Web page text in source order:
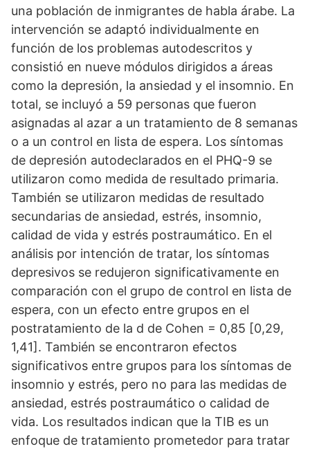
una población de inmigrantes de habla árabe. La
intervención se adaptó individualmente en
función de los problemas autodescritos y
consistió en nueve módulos dirigidos a áreas
como la depresión, la ansiedad y el insomnio. En
total, se incluyó a 59 personas que fueron
asignadas al azar a un tratamiento de 8 semanas
o a un control en lista de espera. Los síntomas
de depresión autodeclarados en el PHQ-9 se
utilizaron como medida de resultado primaria.
También se utilizaron medidas de resultado
secundarias de ansiedad, estrés, insomnio,
calidad de vida y estrés postraumático. En el
análisis por intención de tratar, los síntomas
depresivos se redujeron significativamente en
comparación con el grupo de control en lista de
espera, con un efecto entre grupos en el
postratamiento de la d de Cohen = 0,85 [0,29,
1,41]. También se encontraron efectos
significativos entre grupos para los síntomas de
insomnio y estrés, pero no para las medidas de
ansiedad, estrés postraumático o calidad de
vida. Los resultados indican que la TIB es un
enfoque de tratamiento prometedor para tratar